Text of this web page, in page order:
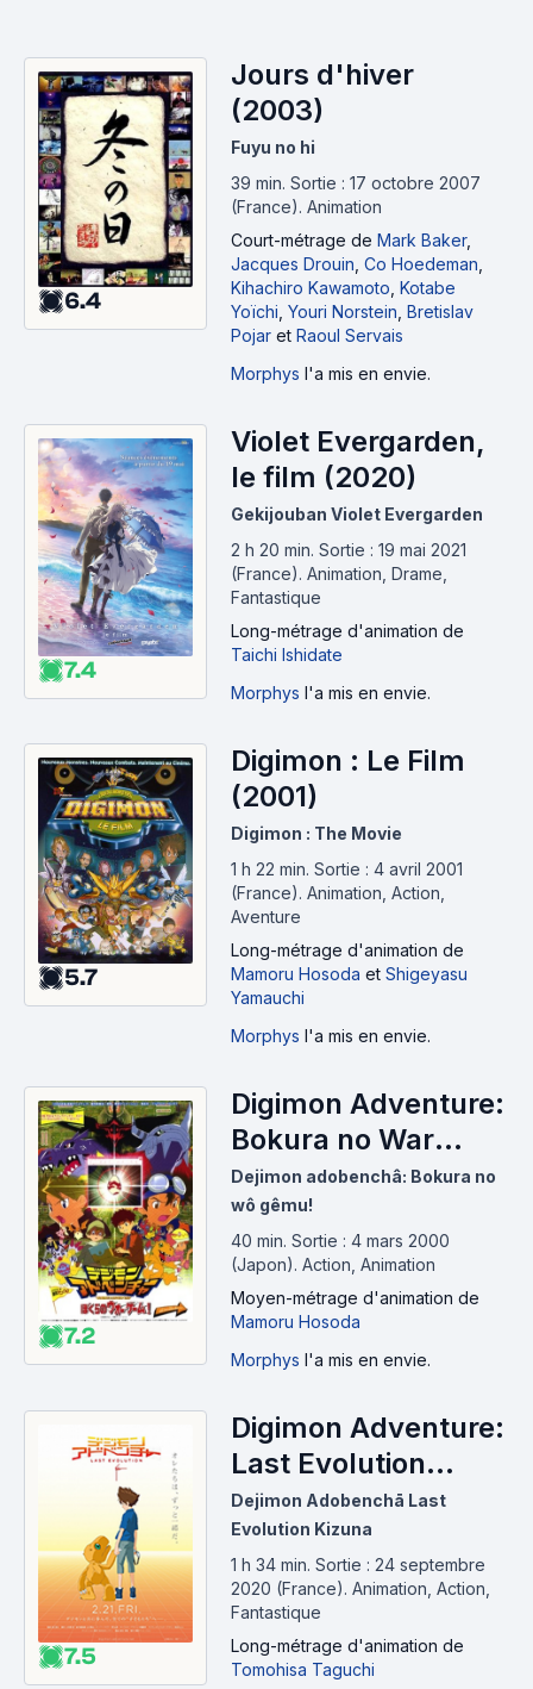
6.4
Jours d'hiver
(2003)
Fuyu no hi
39 min. Sortie : 17 octobre 2007
(France). Animation
Court-métrage de Mark Baker,
Jacques Drouin Co Hoedeman
Kihachiro Kawamoto Kotabe
Yoïchi Youri Norstein Bretislav
Pojar et Raoul Servais
Morphys l'a mis en envie.
7.4
Violet Evergarden,
le film (2020)
Gekijouban Violet Evergarden
2 h 20 min. Sortie : 19 mai 2021
(France). Animation, Drame,
Fantastique
Long-métrage d'animation de
Taichi Ishidate
Morphys l'a mis en envie.
5.7
Digimon : Le Film
(2001)
Digimon : The Movie
1 h 22 min. Sortie : 4 avril 2001
(France). Animation, Action,
Aventure
Long-métrage d'animation de
Mamoru Hosoda et Shigeyasu
Yamauchi
Morphys l'a mis en envie.
7.2
Digimon Adventure:
Bokura no War
Game ! (2000)
Dejimon adobenchâ: Bokura no
wô gêmu!
40 min. Sortie : 4 mars 2000
(Japon). Action, Animation
Moyen-métrage d'animation de
Mamoru Hosoda
Morphys l'a mis en envie.
7.5
Digimon Adventure:
Last Evolution
Kizuna (2020)
Dejimon Adobenchā Last
Evolution Kizuna
1 h 34 min. Sortie : 24 septembre
2020 (France). Animation, Action,
Fantastique
Long-métrage d'animation de
Tomohisa Taguchi